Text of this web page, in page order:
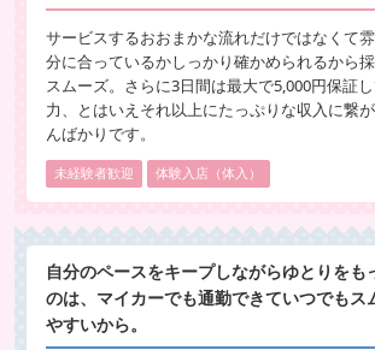
サービスするおおまかな流れだけではなくて
分に合っているかしっかり確かめられるから
スムーズ。さらに3日間は最大で5,000円保証
力、とはいえそれ以上にたっぷりな収入に繋
んばかりです。
未経験者歓迎 体験入店（体入）
自分のペースをキープしながらゆとりをも
のは、マイカーでも通勤できていつでもス
やすいから。